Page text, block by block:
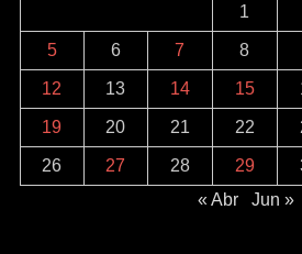
1
5 6 7 8
12 13 14 15
19 20 21 22
26 27 28 29
« Abr
Jun »